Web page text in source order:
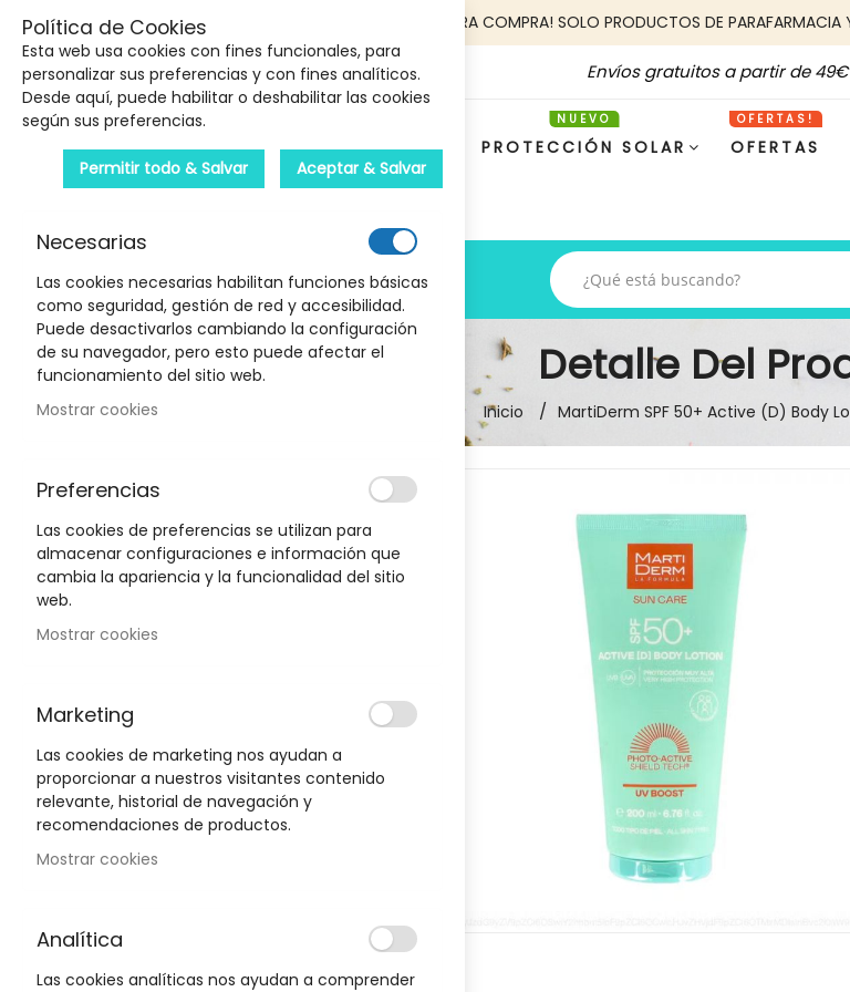
5€ DE DESCUENTO EN TU PRIMERA COMPRA! SOLO PRODUCTOS DE
Envíos gratuitos a partir de 49€
PROTECCIÓN SOLAR OFERTAS
PRODUCTOS
Detalle Del
Inicio MartiDerm SPF 50+ Active (D) Body
Marcas
Oportunidad!
HIGIENE Y SALUD
-30%
Política de Cookies
Esta web usa cookies con fines funcionales, para
personalizar sus preferencias y con fines analíticos.
Desde aquí, puede habilitar o deshabilitar las cookies
según sus preferencias.
Permitir todo & Salvar Aceptar & Salvar
Necesarias
Las cookies necesarias habilitan funciones básicas
como seguridad, gestión de red y accesibilidad.
Puede desactivarlos cambiando la configuración
de su navegador, pero esto puede afectar el
funcionamiento del sitio web.
Mostrar cookies
Preferencias
Las cookies de preferencias se utilizan para
almacenar configuraciones e información que
cambia la apariencia y la funcionalidad del sitio
web.
Mostrar cookies
Marketing
Las cookies de marketing nos ayudan a
proporcionar a nuestros visitantes contenido
relevante, historial de navegación y
recomendaciones de productos.
Mostrar cookies
Analítica
Las cookies analíticas nos ayudan a comprender